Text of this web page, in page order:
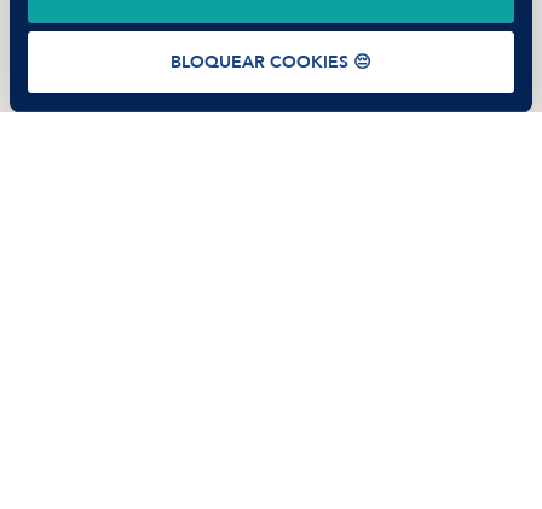
BLOQUEAR COOKIES 😔
Términos de usoPolítica de PrivacidadCookies